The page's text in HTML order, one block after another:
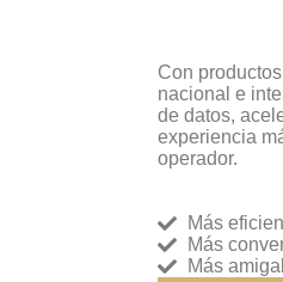
Con
nacional e
de datos,
experiencia
operador.
Más
Más
Más